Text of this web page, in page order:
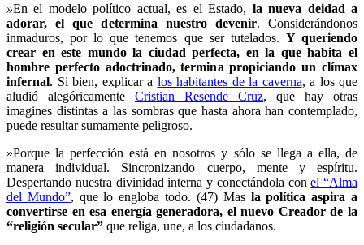
»En el modelo político actual, es el Estado, la nueva deidad a
adorar, el que determina nuestro devenir. Considerándonos
inmaduros, por lo que tenemos que ser tutelados. Y queriendo
crear en este mundo la ciudad perfecta, en la que habita el
hombre perfecto adoctrinado, termina propiciando un clímax
infernal. Si bien, explicar a los habitantes de la caverna, a los que
aludió alegóricamente Cristian Resende Cruz, que hay otras
imagines distintas a las sombras que hasta ahora han contemplado,
puede resultar sumamente peligroso.
»Porque la perfección está en nosotros y sólo se llega a ella, de
manera individual. Sincronizando cuerpo, mente y espíritu.
Despertando nuestra divinidad interna y conectándola conel “Alma
del Mundo”, que lo engloba todo. (47) Mas la política aspira a
convertirse en esa energía generadora, el nuevo Creador de la
“religión secular” que religa, une, a los ciudadanos.